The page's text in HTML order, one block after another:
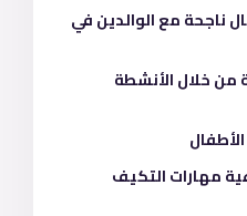
ناجحة مع الوالدين في
من خلال الأنشطة
مهارات التكيف